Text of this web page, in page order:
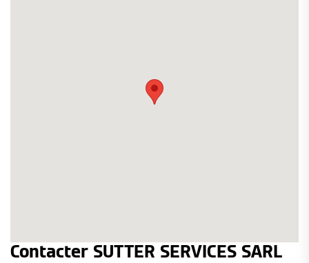
Contacter SUTTER SERVICES SARL